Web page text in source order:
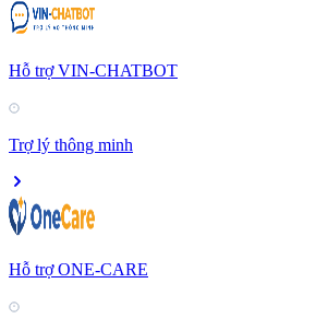
Hỗ trợ VIN-CHATBOT
Trợ lý thông minh
Hỗ trợ ONE-CARE